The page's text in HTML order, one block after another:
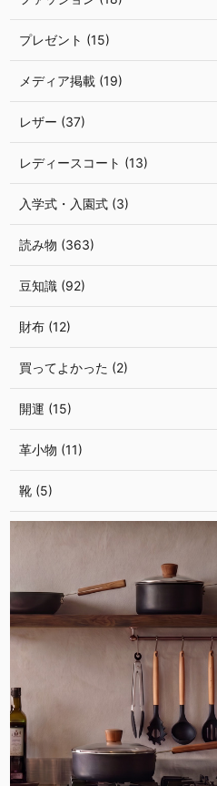
プレゼント (15)
メディア掲載 (19)
レザー (37)
レディースコート (13)
入学式・入園式 (3)
読み物 (363)
豆知識 (92)
財布 (12)
買ってよかった (2)
開運 (15)
革小物 (11)
靴 (5)